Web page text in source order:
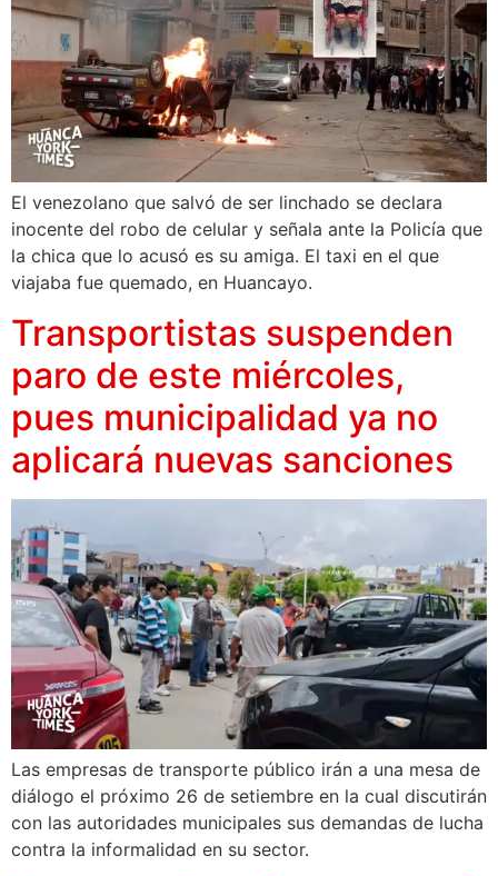
El venezolano que salvó de ser linchado se declara
inocente del robo de celular y señala ante la Policía que
la chica que lo acusó es su amiga. El taxi en el que
viajaba fue quemado, en Huancayo.
Transportistas suspenden
paro de este miércoles,
pues municipalidad ya no
aplicará nuevas sanciones
Las empresas de transporte público irán a una mesa de
diálogo el próximo 26 de setiembre en la cual discutirán
con las autoridades municipales sus demandas de lucha
contra la informalidad en su sector.